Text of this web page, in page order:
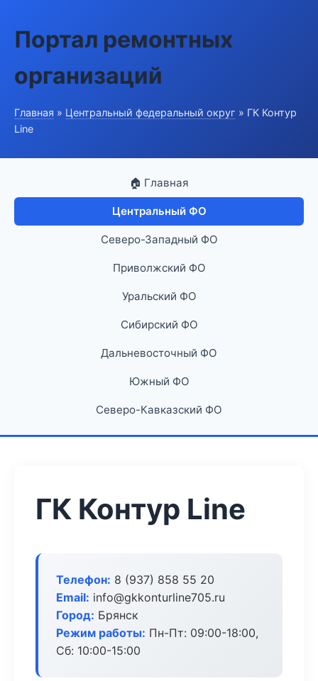
Портал ремонтных
организаций
Главная » Центральный федеральный округ » ГК Контур
Line
🏠 Главная
Центральный ФО
Северо-Западный ФО
Приволжский ФО
Уральский ФО
Сибирский ФО
Дальневосточный ФО
Южный ФО
Северо-Кавказский ФО
ГК Контур Line
Телефон: 8 (937) 858 55 20
Email: info@gkkonturline705.ru
Город: Брянск
Режим работы: Пн-Пт: 09:00-18:00,
Сб: 10:00-15:00